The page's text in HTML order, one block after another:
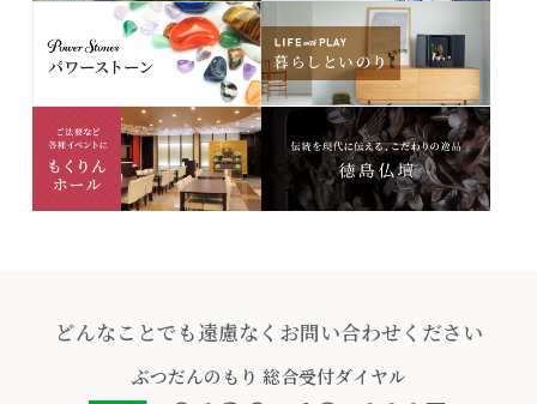
どんなことでも遠慮なくお問い合わせください
ぶつだんのもり 総合受付ダイヤル